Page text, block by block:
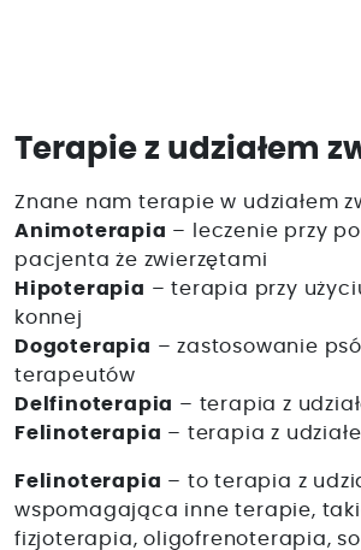
Terapie z udziałem
Znane nam terapie w udziałem
Animoterapia – leczenie przy
pacjenta że zwierzętami
Hipoterapia – terapia przy
konnej
Dogoterapia – zastosowanie
terapeutów
Delfinoterapia – terapia z
Felinoterapia – terapia z
Felinoterapia – to terapia z
wspomagająca inne terapie,
fizjoterapia, oligofrenoterapia,